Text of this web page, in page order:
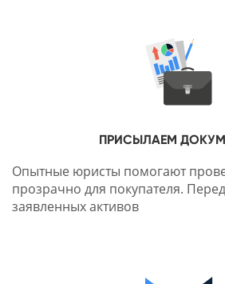
ПРИСЫЛАЕМ
Опытные юристы помогают
прозрачно для покупателя.
заявленных активов